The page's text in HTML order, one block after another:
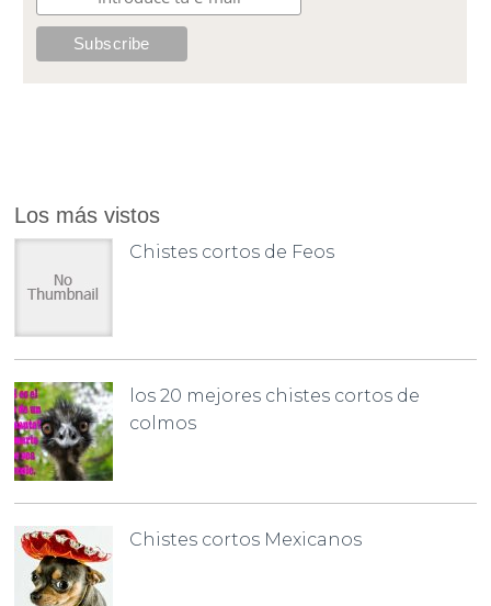
Los más vistos
Chistes cortos de Feos
los 20 mejores chistes cortos de
colmos
Chistes cortos Mexicanos